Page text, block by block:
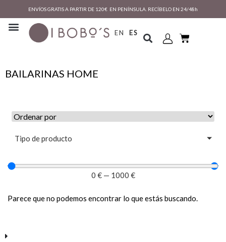
ENVÍOS GRATIS A PARTIR DE 120€ EN PENÍNSULA. RECÍBELO EN 24/48h
EN ES
BAILARINAS HOME
Tipo de producto
0 €— 1000 €
Parece que no podemos encontrar lo que estás buscando.